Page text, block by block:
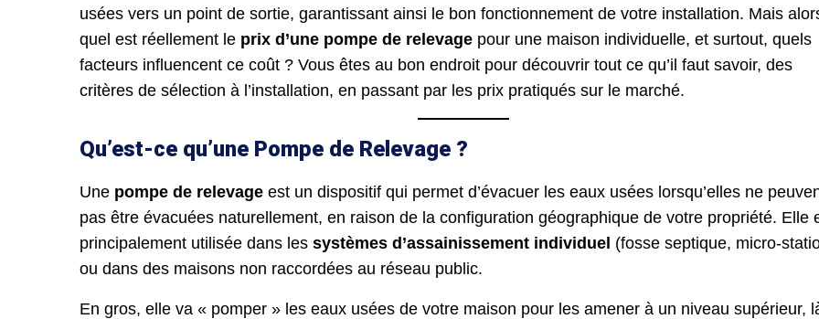
usées vers un point de sortie, garantissant ainsi le bon fonctionnement de votre installation. Mais
quel est réellement le prix d’une pompe de relevage pour une maison individuelle, et surtout, quels
facteurs influencent ce coût ? Vous êtes au bon endroit pour découvrir tout ce qu’il faut savoir, des
critères de sélection à l’installation, en passant par les prix pratiqués sur le marché.
Qu’est-ce qu’une Pompe de Relevage ?
Une pompe de relevage est un dispositif qui permet d’évacuer les eaux usées lorsqu’elles ne
pas être évacuées naturellement, en raison de la configuration géographique de votre propriété. Elle
principalement utilisée dans les systèmes d’assainissement individuel (fosse septique, micro-
ou dans des maisons non raccordées au réseau public.
En gros, elle va « pomper » les eaux usées de votre maison pour les amener à un niveau supérieur,